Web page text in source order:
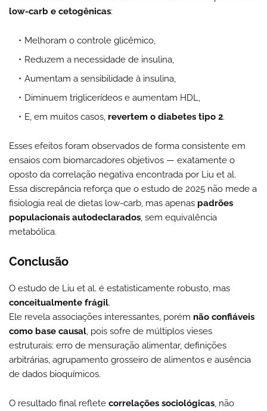
low-carb e cetogênicas:
Melhoram o controle glicêmico,
Reduzem a necessidade de insulina,
Aumentam a sensibilidade à insulina,
Diminuem triglicerídeos e aumentam HDL,
E, em muitos casos, revertem o diabetes tipo 2.
Esses efeitos foram observados de forma consistente em
ensaios com biomarcadores objetivos — exatamente o
oposto da correlação negativa encontrada por Liu et al.
Essa discrepância reforça que o estudo de 2025 não mede a
fisiologia real de dietas low-carb, mas apenas padrões
populacionais autodeclarados, sem equivalência
metabólica.
Conclusão
O estudo de Liu et al. é estatisticamente robusto, mas
conceitualmente frágil.
Ele revela associações interessantes, porém não confiáveis
como base causal, pois sofre de múltiplos vieses
estruturais: erro de mensuração alimentar, definições
arbitrárias, agrupamento grosseiro de alimentos e ausência
de dados bioquímicos.
O resultado final reflete correlações sociológicas, não